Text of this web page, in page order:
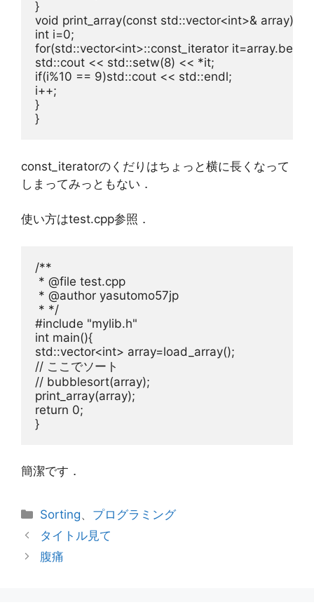
void print_array(const std::vector<int
int i=0
for(std::vector<int>::const_iterator
std::cout << std::setw(8
if(i%10 == 9)std::cout << std::endl;
i++;
}
const_iteratorのくだりはちょっと横に長くなって
しまってみっともない．
使い方はtest.cpp参照．
/**
* @file test.cpp
* @author yasutomo57jp
* */
#include "mylib.h"
int main(){
std::vector<int
// ここでソート
// bubblesort(array);
return 0;
簡潔です．
カ
テ
リ
Sorting、 プログラミング
タイトル見て
腹痛